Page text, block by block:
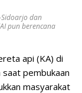
dan
pun berencana
api (KA) di
pembukaan
masyarakat